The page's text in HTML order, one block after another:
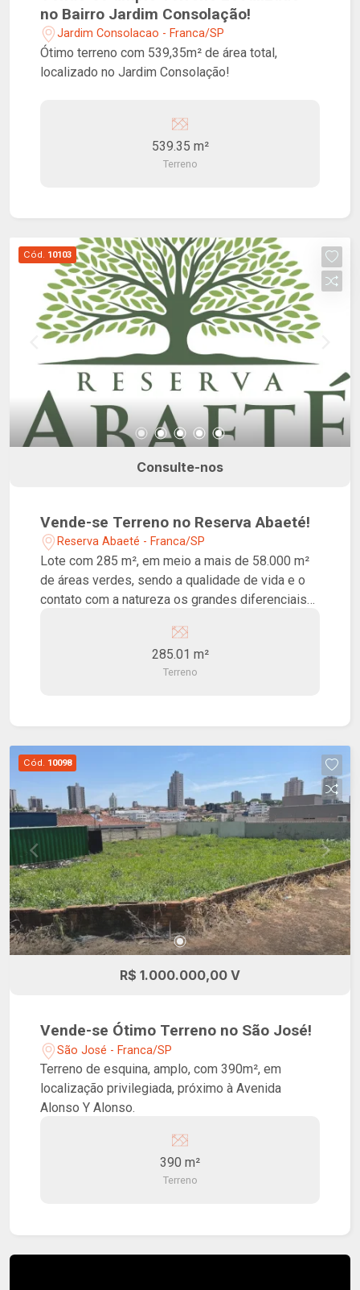
no Bairro Jardim Consolação!
Jardim Consolacao - Franca/SP
Ótimo terreno com 539,35m² de área total,
localizado no Jardim Consolação!
539.35 m²
Terreno
Cód. 10103
Consulte-nos
Vende-se Terreno no Reserva Abaeté!
Reserva Abaeté - Franca/SP
Lote com 285 m², em meio a mais de 58.000 m²
de áreas verdes, sendo a qualidade de vida e o
contato com a natureza os grandes diferenciais
infraestrutura completa, com ciclovias
arborizadas, guias e sarjetas, rede elétrica e de
iluminação, rede de água e esgoto, galerias de
285.01 m²
Terreno
Cód. 10098
R$ 1.000.000,00 V
Vende-se Ótimo Terreno no São José!
São José - Franca/SP
Terreno de esquina, amplo, com 390m², em
localização privilegiada, próximo à Avenida
Alonso Y Alonso.
390 m²
Terreno